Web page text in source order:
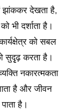
झांककर देखता है,
भी दर्शाता है।
को सबल
सुदृृढ़ करता है।
नकारत्मकता
है और जीवन
है।